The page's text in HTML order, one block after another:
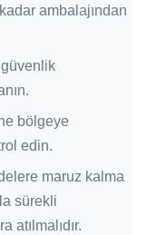
ambalajından
güvenlik
bölgeye
edin.
maruz kalma
sürekli
atılmalıdır.